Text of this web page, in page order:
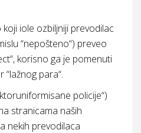
iole ozbiljniji prevodilac
“nepošteno“) preveo
korisno ga je pomenuti
para“.
policije“)
stranicama naših
nekih prevodilaca